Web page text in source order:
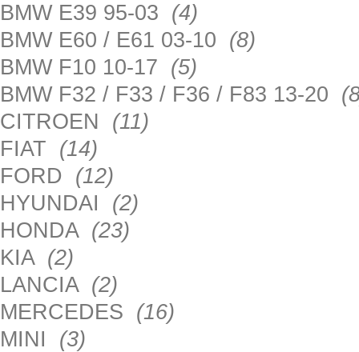
BMW E39 95-03 (4)
BMW E60 / E61 03-10 (8)
BMW F10 10-17 (5)
BMW F32 / F33 / F36 / F83 13-20
CITROEN (11)
FIAT (14)
FORD (12)
HYUNDAI (2)
HONDA (23)
KIA (2)
LANCIA (2)
MERCEDES (16)
MINI (3)